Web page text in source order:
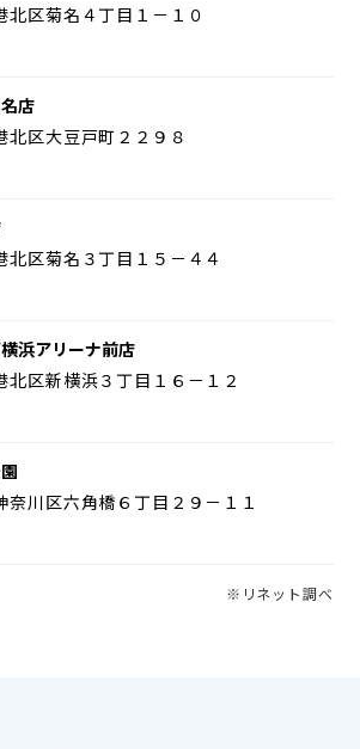
区菊名４丁目１－１０
店
区大豆戸町２２９８
区菊名３丁目１５－４４
浜アリーナ前店
区新横浜３丁目１６－１２
川区六角橋６丁目２９－１１
※リネット調べ